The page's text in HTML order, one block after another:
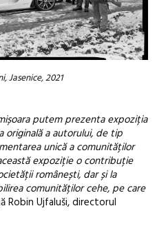
Jasenice, 2021
putem prezenta expoziția
originală a autorului, de tip
unică a comunităților
expoziție o contribuție
românești, dar și la
comunităților cehe, pe care
Robin Ujfaluši, directorul